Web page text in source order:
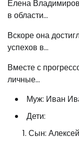
Елена
в области…
Вскоре она
успехов в…
Вместе с
личные…
Муж: Иван
Дети:
Сын: